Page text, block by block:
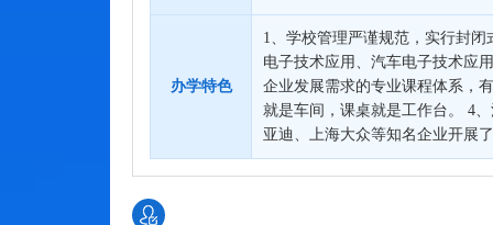
办学特色
1、学校管理严谨规范，实行封
电子技术应用、汽车电子技术应
企业发展需求的专业课程体系，
就是车间，课桌就是工作台。 4
亚迪、上海大众等知名企业开展